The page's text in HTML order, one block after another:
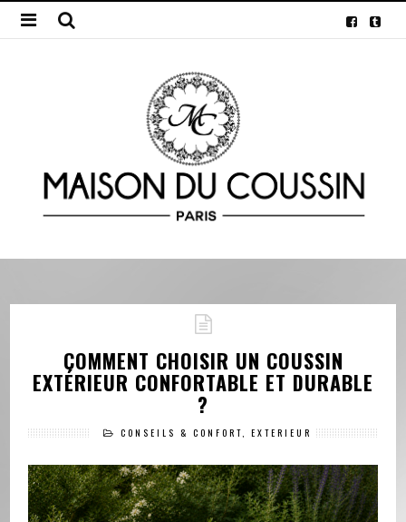
COMMENT CHOISIR UN COUSSIN
EXTÉRIEUR CONFORTABLE ET DURABLE
?
CONSEILS & CONFORT EXTÉRIEUR